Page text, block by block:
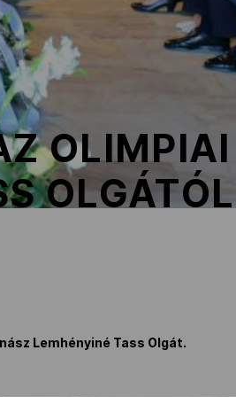
OLIMPIAI
OLGÁTÓL
Lemhényiné Tass Olgát.